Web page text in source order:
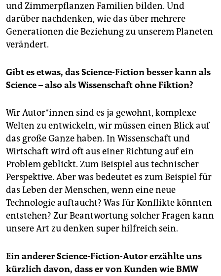
und Zimmerpflanzen Familien bilden. Und
darüber nachdenken, wie das über mehrere
Generationen die Beziehung zu unserem Planeten
verändert.
Gibt es etwas, das Science-Fiction besser kann als
Science – also als Wissenschaft ohne Fiktion?
Wir Au­to­r*in­nen sind es ja gewohnt, komplexe
Welten zu entwickeln, wir müssen einen Blick auf
das große Ganze haben. In Wissenschaft und
Wirtschaft wird oft aus einer Richtung auf ein
Problem geblickt. Zum Beispiel aus technischer
Perspektive. Aber was bedeutet es zum Beispiel für
das Leben der Menschen, wenn eine neue
Technologie auftaucht? Was für Konflikte könnten
entstehen? Zur Beantwortung solcher Fragen kann
unsere Art zu denken super hilfreich sein.
Ein anderer Science-Fiction-Autor erzählte uns
kürzlich davon, dass er von Kunden wie BMW